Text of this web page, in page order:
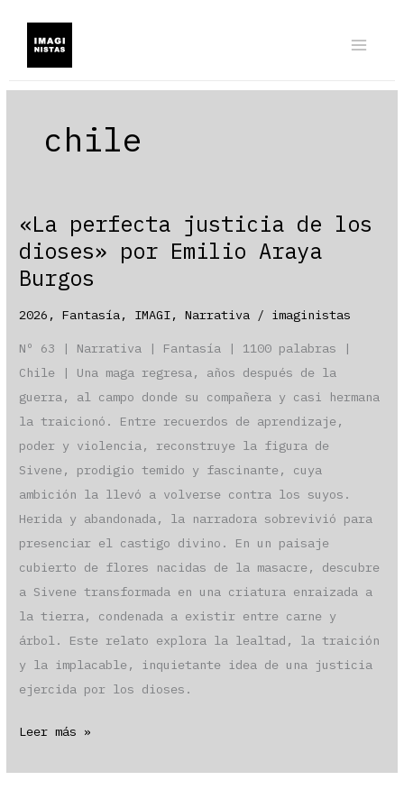
contenido
chile
«La perfecta justicia de los
dioses» por Emilio Araya
Burgos
2026 ,Fantasía, IMAGI,Narrativa / imaginistas
Nº 63 | Narrativa | Fantasía | 1100 palabras |
Chile | Una maga regresa, años después de la
guerra, al campo donde su compañera y casi hermana
la traicionó. Entre recuerdos de aprendizaje,
poder y violencia, reconstruye la figura de
Sivene, prodigio temido y fascinante, cuya
ambición la llevó a volverse contra los suyos.
Herida y abandonada, la narradora sobrevivió para
presenciar el castigo divino. En un paisaje
cubierto de flores nacidas de la masacre, descubre
a Sivene transformada en una criatura enraizada a
la tierra, condenada a existir entre carne y
árbol. Este relato explora la lealtad, la traición
y la implacable, inquietante idea de una justicia
ejercida por los dioses.
«La
Leer más »